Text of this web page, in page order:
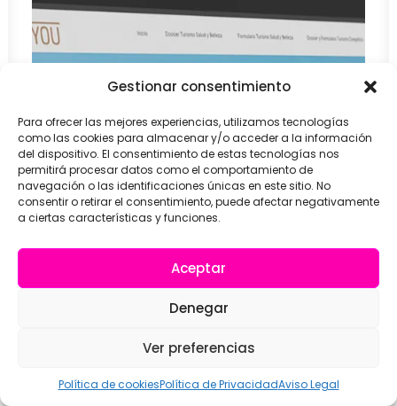
Gestionar consentimiento
Para ofrecer las mejores experiencias, utilizamos tecnologías
como las cookies para almacenar y/o acceder a la información
del dispositivo. El consentimiento de estas tecnologías nos
permitirá procesar datos como el comportamiento de
navegación o las identificaciones únicas en este sitio. No
consentir o retirar el consentimiento, puede afectar negativamente
a ciertas características y funciones.
Aceptar
Denegar
Ver preferencias
Política de cookiesPolítica de PrivacidadAviso Legal